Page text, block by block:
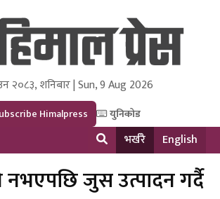
Media and Research Pvt Ltd.
२०८३, शनिबार | Sun, 9 Aug 2026
Himalpress युनिकोड
भर्खरै English
नभएपछि जुस उत्पादन गर्दै